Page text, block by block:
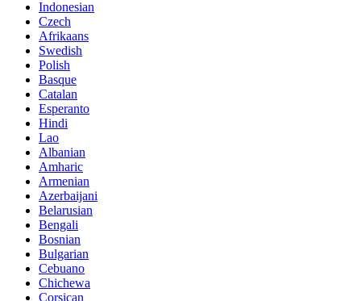
Indonesian
Czech
Afrikaans
Swedish
Polish
Basque
Catalan
Esperanto
Hindi
Lao
Albanian
Amharic
Armenian
Azerbaijani
Belarusian
Bengali
Bosnian
Bulgarian
Cebuano
Chichewa
Corsican